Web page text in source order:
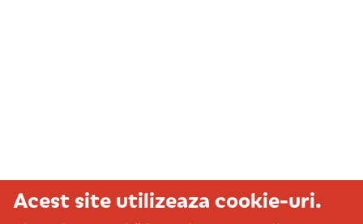
Acest site utilizeaza cookie-uri.